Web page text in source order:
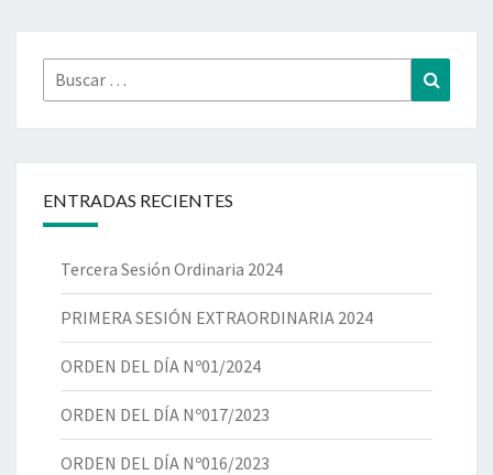
ENTRADAS RECIENTES
Tercera Sesión Ordinaria 2024
PRIMERA SESIÓN EXTRAORDINARIA 2024
ORDEN DEL DÍA Nº01/2024
ORDEN DEL DÍA Nº017/2023
ORDEN DEL DÍA Nº016/2023